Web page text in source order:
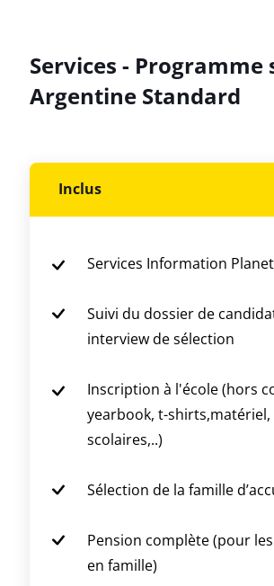
Services - Programme
Argentine Standard
Inclus
Services Information Planet
Suivi du dossier de
interview de sélection
Inscription à l'école (hors
yearbook, t-shirts,matériel,
scolaires,..)
Sélection de la famille
Pension complète (pour
en famille)